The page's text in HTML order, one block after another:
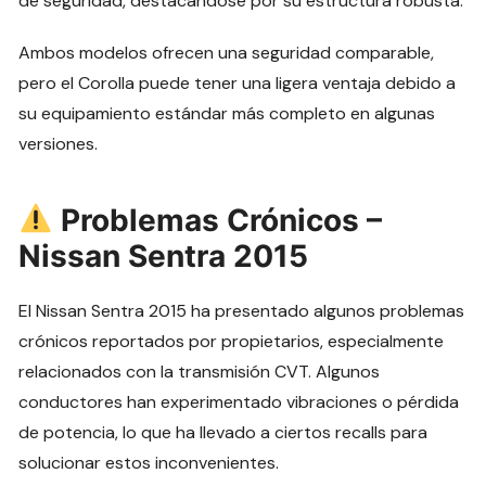
Ambos modelos ofrecen una seguridad comparable,
pero el Corolla puede tener una ligera ventaja debido a
su equipamiento estándar más completo en algunas
versiones.
Problemas Crónicos –
Nissan Sentra 2015
El Nissan Sentra 2015 ha presentado algunos problemas
crónicos reportados por propietarios, especialmente
relacionados con la transmisión CVT. Algunos
conductores han experimentado vibraciones o pérdida
de potencia, lo que ha llevado a ciertos recalls para
solucionar estos inconvenientes.